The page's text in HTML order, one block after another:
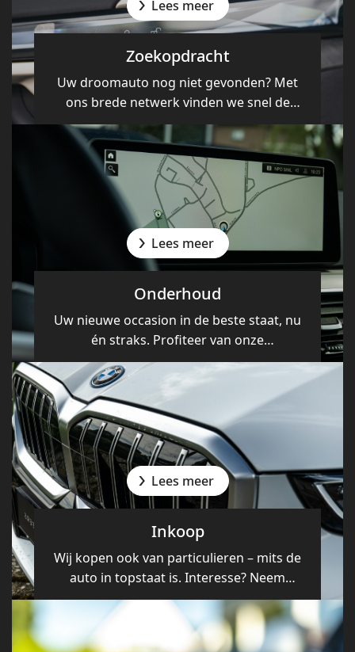
Lees meer
Zoekopdracht
Uw droomauto nog niet gevonden? Met
ons brede netwerk vinden we snel de
perfecte match.
Lees meer
Onderhoud
Uw nieuwe occasion in de beste staat, nu
én straks. Profiteer van onze
mogelijkheden voor onderhoud.
Lees meer
Inkoop
Wij kopen ook van particulieren – mits de
auto in topstaat is. Interesse? Neem
contact op!